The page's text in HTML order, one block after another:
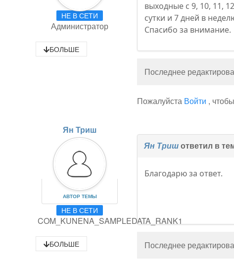
НЕ В СЕТИ
Администратор
БОЛЬШЕ
выходные с 9, 10, 11,
сутки и 7 дней в
Спасибо за внимание.
Последнее
Пожалуйста Войти ,
Ян Триш
АВТОР ТЕМЫ
НЕ В СЕТИ
COM_KUNENA_SAMPLEDATA_RANK1
БОЛЬШЕ
Ян Тришответил в
Благодарю за ответ.
Последнее